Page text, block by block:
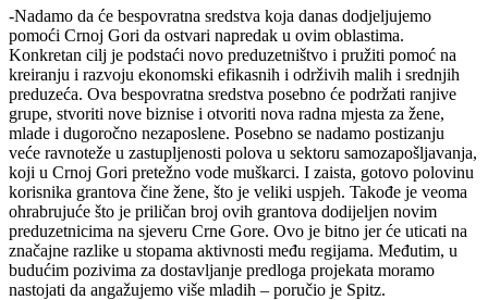
-Nadamo da će bespovratna sredstva koja danas dodjeljujemo
pomoći Crnoj Gori da ostvari napredak u ovim oblastima.
Konkretan cilj je podstaći novo preduzetništvo i pružiti pomoć na
kreiranju i razvoju ekonomski efikasnih i održivih malih i srednjih
preduzeća. Ova bespovratna sredstva posebno će podržati ranjive
grupe, stvoriti nove biznise i otvoriti nova radna mjesta za žene,
mlade i dugoročno nezaposlene. Posebno se nadamo postizanju
veće ravnoteže u zastupljenosti polova u sektoru samozapošljavanja,
koji u Crnoj Gori pretežno vode muškarci. I zaista, gotovo polovinu
korisnika grantova čine žene, što je veliki uspjeh. Takođe je veoma
ohrabrujuće što je priličan broj ovih grantova dodijeljen novim
preduzetnicima na sjeveru Crne Gore. Ovo je bitno jer će uticati na
značajne razlike u stopama aktivnosti među regijama. Međutim, u
budućim pozivima za dostavljanje predloga projekata moramo
nastojati da angažujemo više mladih – poručio je Spitz.